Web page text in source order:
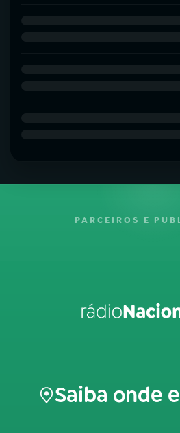
PARCEIROS E
Saiba onde